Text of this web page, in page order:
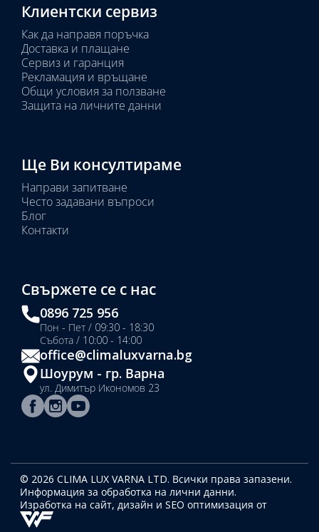
Клиентски сервиз
Как да направя поръчка
Доставка и плащане
Сервиз и гаранция
Рекламация и връщане
Общи условия за ползване
Защита на личните данни
Ще Ви консултираме
Направи запитване
Често задавани въпроси
Блог
Контакти
Свържете се с нас
0896 725 956
Пон - Пет / 09:30 - 18:30
Събота / 10:00 - 14:00
office@climaluxvarna.bg
Шоурум - гр. Варна
ул. Димитър Икономов 23
© 2026 CLIMA LUX VARNA LTD. Всички права запазени.
Информация за обработка на лични данни.
Изработка на сайт, дизайн и SEO оптимизация от